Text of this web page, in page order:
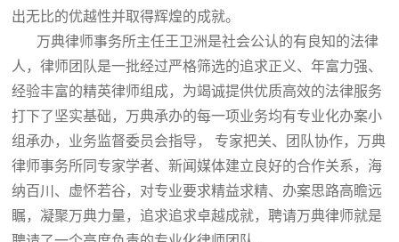
出无比的优越性并取得辉煌的成就。
万典律师事务所主任王卫洲是社会公认的有良知的法律
人，律师团队是一批经过严格筛选的追求正义、年富力强、
经验丰富的精英律师组成，为竭诚提供优质高效的法律服务
打下了坚实基础，万典承办的每一项业务均有专业化办案小
组承办，业务监督委员会指导， 专家把关、团队协作，万典
律师事务所同专家学者、新闻媒体建立良好的合作关系，海
纳百川、虚怀若谷，对专业要求精益求精、办案思路高瞻远
瞩，凝聚万典力量，追求追求卓越成就，聘请万典律师就是